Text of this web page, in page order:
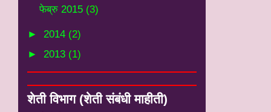
फेब्रु 2015 (3)
► 2014 (2)
► 2013 (1)
शेती विभाग (शेती संबंधी माहीती)